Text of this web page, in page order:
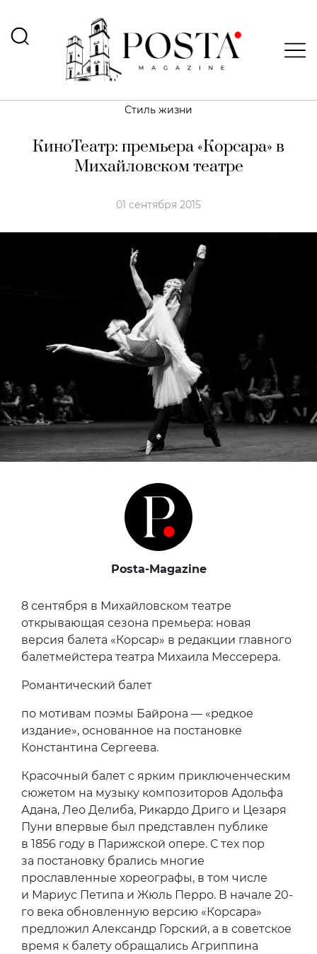
Стиль жизни
КиноТеатр: премьера «Корсара» в
Михайловском театре
01 сентября 2015
Posta-Magazine
8 сентября в Михайловском театре
открывающая сезона премьера: новая
версия балета «Корсар» в редакции главного
балетмейстера театра Михаила Мессерера.
Романтический балет
по мотивам поэмы Байрона — «редкое
издание», основанное на постановке
Константина Сергеева.
Красочный балет с ярким приключенческим
сюжетом на музыку композиторов Адольфа
Адана, Лео Делиба, Рикардо Дриго и Цезаря
Пуни впервые был представлен публике
в 1856 году в Парижской опере. С тех пор
за постановку брались многие
прославленные хореографы, в том числе
и Мариус Петипа и Жюль Перро. В начале 20-
го века обновленную версию «Корсара»
предложил Александр Горский, а в советское
время к балету обращались Агриппина